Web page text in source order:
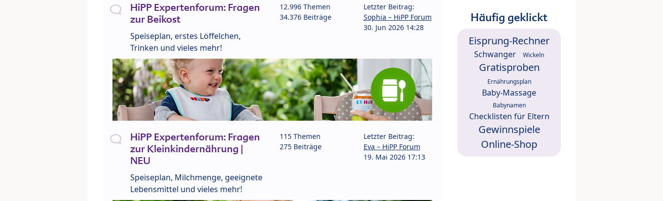
HiPP Expertenforum: Fragen
zur Beikost
Speiseplan, erstes Löffelchen,
Trinken und vieles mehr!
12.996 Themen
34.376 Beiträge
Letzter Beitrag:
Sophia – HiPP Forum
30. Jun 2026 14:28
HiPP Expertenforum: Fragen
zur Kleinkindernährung |
NEU
Speiseplan, Milchmenge, geeignete
Lebensmittel und vieles mehr!
115 Themen
275 Beiträge
Letzter Beitrag:
Eva – HiPP Forum
19. Mai 2026 17:13
Häufig geklickt
Eisprung-Rechner
Schwanger Wickeln
Gratisproben
Ernährungsplan
Baby-Massage
Babynamen
Checklisten für Eltern
Gewinnspiele
Online-Shop